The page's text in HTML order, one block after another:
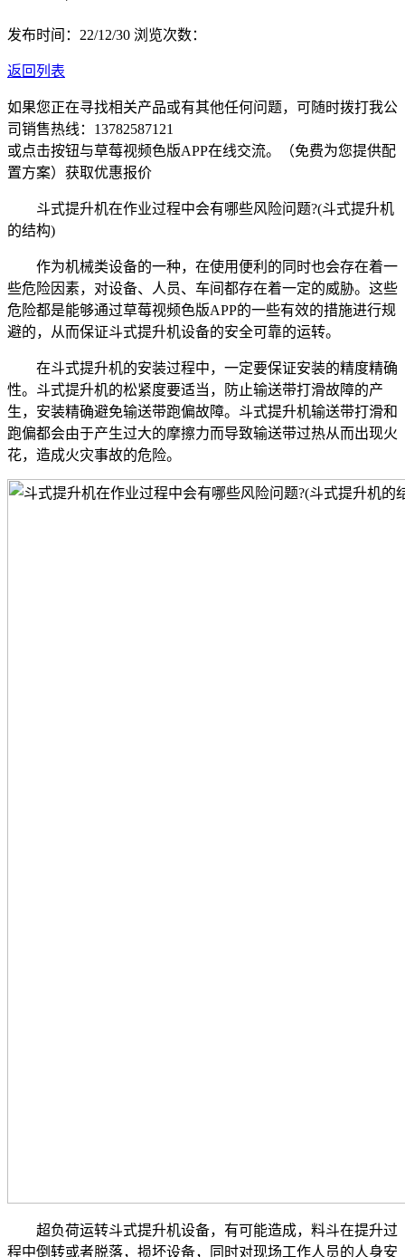
发布时间：22/12/30 浏览次数：
返回列表
如果您正在寻找相关产品或有其他任何问题，可随时拨打我公
司销售热线： 13782587121
或点击按钮与草莓视频色版APP在线交流。（免费为您提供配
置方案） 获取优惠报价
斗式提升机在作业过程中会有哪些风险问题?(斗式提升机
的结构)
作为机械类设备的一种，在使用便利的同时也会存在着一
些危险因素，对设备、人员、车间都存在着一定的威胁。这些
危险都是能够通过草莓视频色版APP的一些有效的措施进行规
避的，从而保证斗式提升机设备的安全可靠的运转。
在斗式提升机的安装过程中，一定要保证安装的精度精确
性。斗式提升机的松紧度要适当，防止输送带打滑故障的产
生，安装精确避免输送带跑偏故障。斗式提升机输送带打滑和
跑偏都会由于产生过大的摩擦力而导致输送带过热从而出现火
花，造成火灾事故的危险。
超负荷运转斗式提升机设备，有可能造成，料斗在提升过
程中倒转或者脱落，损坏设备，同时对现场工作人员的人身安